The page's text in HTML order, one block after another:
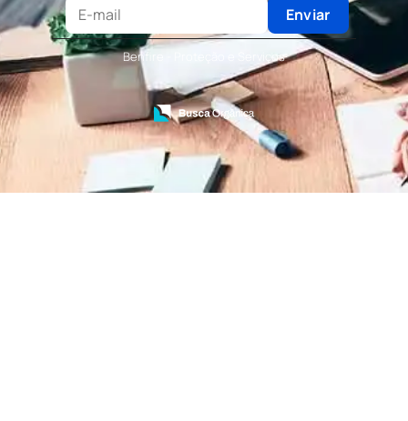
Terceirização de Recepcionista
Terceirização de Serviços de Recepcionistas
Treinamento de Bombeiro Civil
Treinamento de Bombeiros
Treinamento de Brigada
Treinamento de Brigada de Emergência
Treinamento de Brigada de Incêndio
Treinamento de Brigada de Incêndio Valor
Treinamento de Brigadista de Incêndio
Treinamento de Combate a Incêndio NR 23
Enviar
Benfire - Proteção e Serviços